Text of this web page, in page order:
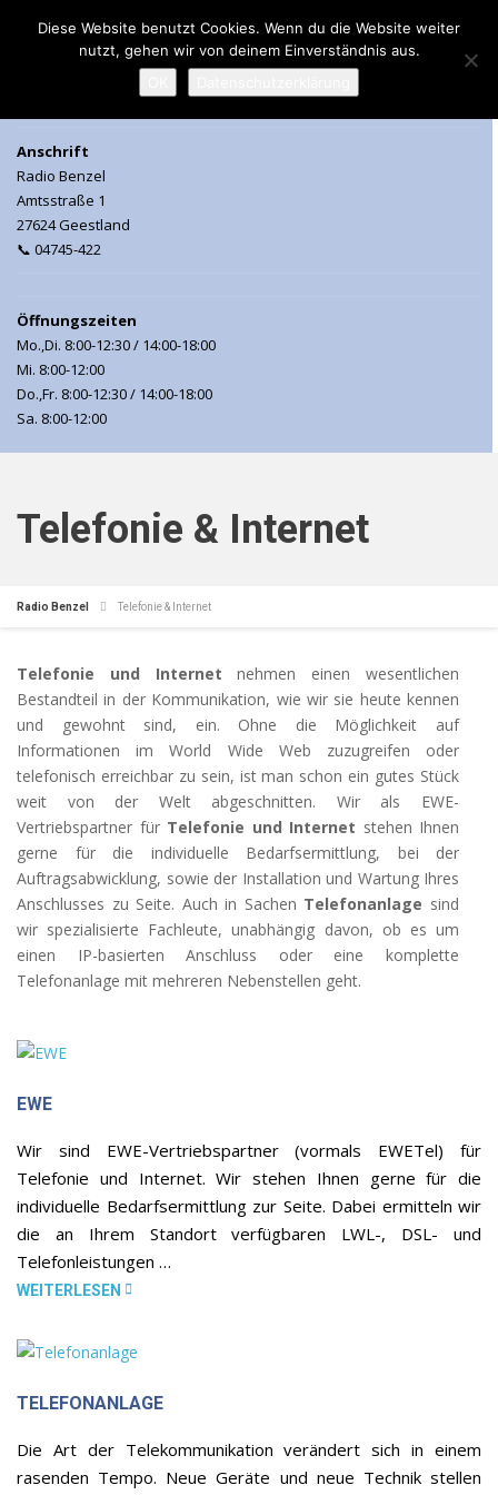
MENU
Anschrift
Radio Benzel
Amtsstraße 1
27624 Geestland
📞 04745-422
Öffnungszeiten
Mo.,Di. 8:00-12:30 / 14:00-18:00
Mi. 8:00-12:00
Do.,Fr. 8:00-12:30 / 14:00-18:00
Sa. 8:00-12:00
Telefonie & Internet
Radio Benzel Telefonie & Internet
Telefonie und Internet nehmen einen wesentlichen
Bestandteil in der Kommunikation, wie wir sie heute kennen
und gewohnt sind, ein. Ohne die Möglichkeit auf
Informationen im World Wide Web zuzugreifen oder
telefonisch erreichbar zu sein, ist man schon ein gutes Stück
weit von der Welt abgeschnitten. Wir als EWE-
Vertriebspartner für Telefonie und Internet stehen Ihnen
gerne für die individuelle Bedarfsermittlung, bei der
Auftragsabwicklung, sowie der Installation und Wartung Ihres
Anschlusses zu Seite. Auch in Sachen Telefonanlage sind
wir spezialisierte Fachleute, unabhängig davon, ob es um
einen IP-basierten Anschluss oder eine komplette
Telefonanlage mit mehreren Nebenstellen geht.
EWE
Wir sind EWE-Vertriebspartner (vormals EWETel) für
Telefonie und Internet. Wir stehen Ihnen gerne für die
individuelle Bedarfsermittlung zur Seite. Dabei ermitteln wir
die an Ihrem Standort verfügbaren LWL-, DSL- und
Telefonleistungen …
WEITERLESEN
TELEFONANLAGE
Die Art der Telekommunikation verändert sich in einem
rasenden Tempo. Neue Geräte und neue Technik stellen
Diese Website benutzt Cookies. Wenn du die Website weiter
nutzt, gehen wir von deinem Einverständnis aus.